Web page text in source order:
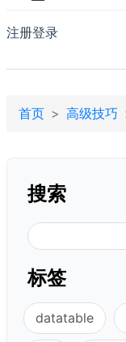
注册登录
首页 高级技巧
搜索
搜索
标签
datatable